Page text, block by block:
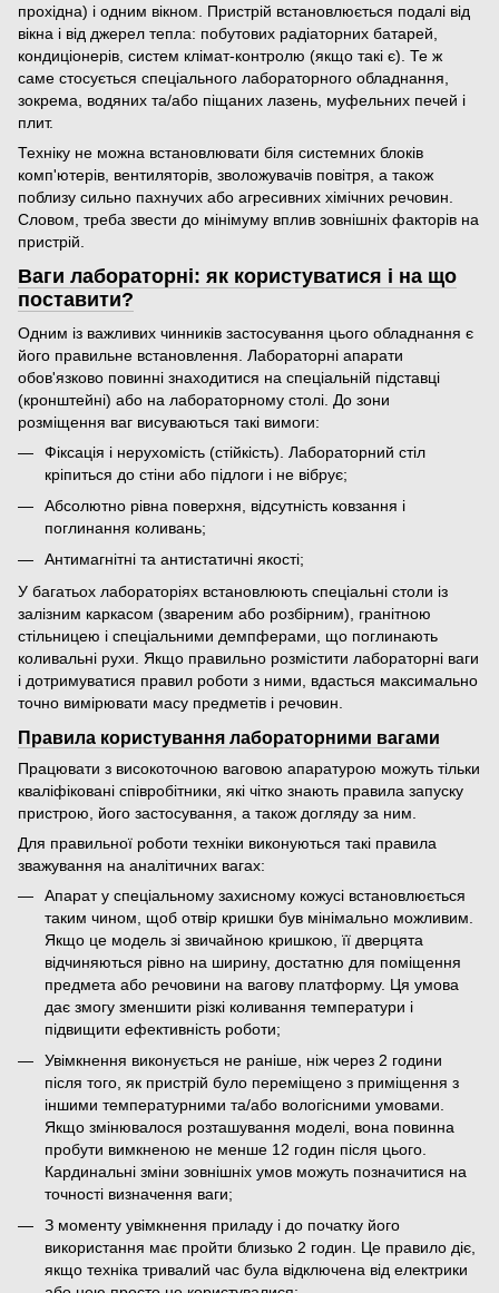
прохідна) і одним вікном. Пристрій встановлюється подалі від
вікна і від джерел тепла: побутових радіаторних батарей,
кондиціонерів, систем клімат-контролю (якщо такі є). Те ж
саме стосується спеціального лабораторного обладнання,
зокрема, водяних та/або піщаних лазень, муфельних печей і
плит.
Техніку не можна встановлювати біля системних блоків
комп'ютерів, вентиляторів, зволожувачів повітря, а також
поблизу сильно пахнучих або агресивних хімічних речовин.
Словом, треба звести до мінімуму вплив зовнішніх факторів на
пристрій.
Ваги лабораторні: як користуватися і на що
поставити?
Одним із важливих чинників застосування цього обладнання є
його правильне встановлення. Лабораторні апарати
обов'язково повинні знаходитися на спеціальній підставці
(кронштейні) або на лабораторному столі. До зони
розміщення ваг висуваються такі вимоги:
Фіксація і нерухомість (стійкість). Лабораторний стіл
кріпиться до стіни або підлоги і не вібрує;
Абсолютно рівна поверхня, відсутність ковзання і
поглинання коливань;
Антимагнітні та антистатичні якості;
У багатьох лабораторіях встановлюють спеціальні столи із
залізним каркасом (звареним або розбірним), гранітною
стільницею і спеціальними демпферами, що поглинають
коливальні рухи. Якщо правильно розмістити лабораторні ваги
і дотримуватися правил роботи з ними, вдасться максимально
точно вимірювати масу предметів і речовин.
Правила користування лабораторними вагами
Працювати з високоточною ваговою апаратурою можуть тільки
кваліфіковані співробітники, які чітко знають правила запуску
пристрою, його застосування, а також догляду за ним.
Для правильної роботи техніки виконуються такі правила
зважування на аналітичних вагах:
Апарат у спеціальному захисному кожусі встановлюється
таким чином, щоб отвір кришки був мінімально можливим.
Якщо це модель зі звичайною кришкою, її дверцята
відчиняються рівно на ширину, достатню для поміщення
предмета або речовини на вагову платформу. Ця умова
дає змогу зменшити різкі коливання температури і
підвищити ефективність роботи;
Увімкнення виконується не раніше, ніж через 2 години
після того, як пристрій було переміщено з приміщення з
іншими температурними та/або вологісними умовами.
Якщо змінювалося розташування моделі, вона повинна
пробути вимкненою не менше 12 годин після цього.
Кардинальні зміни зовнішніх умов можуть позначитися на
точності визначення ваги;
З моменту увімкнення приладу і до початку його
використання має пройти близько 2 годин. Це правило діє,
якщо техніка тривалий час була відключена від електрики